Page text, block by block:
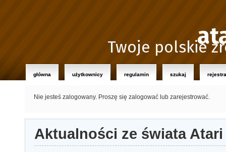
Twoje polskie
główna użytkownicy regulamin szukaj
Nie jesteś zalogowany. Proszę się zalogować lub zarejestrować.
Aktualności ze świata Atari